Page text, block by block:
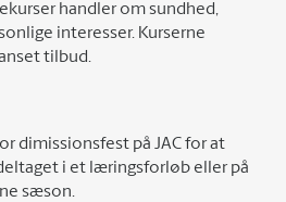
handler om sundhed,
interesser. Kurserne
tilbud.
dimissionsfest på JAC for at
i et læringsforløb eller på
sæson.